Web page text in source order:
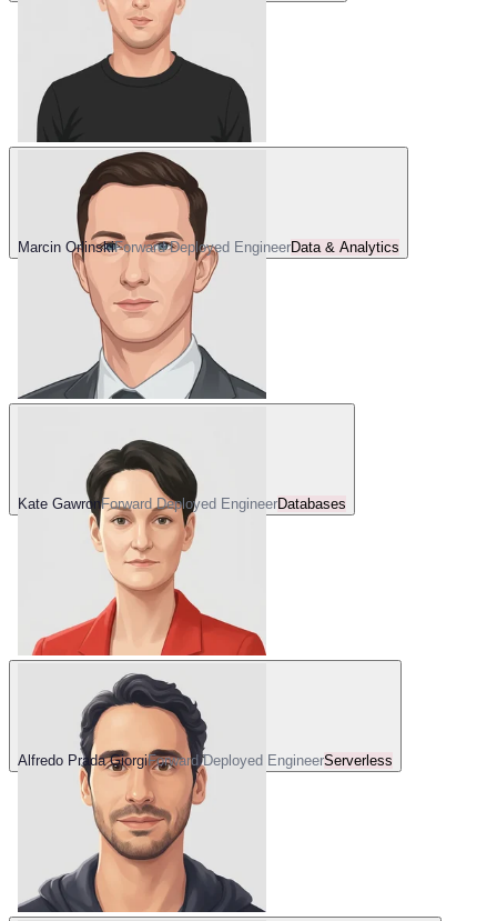
Marcin OrlinskiForward Deployed EngineerData & Analytics
Kate GawronForward Deployed EngineerDatabases
Alfredo Prada GiorgiForward Deployed EngineerServerless